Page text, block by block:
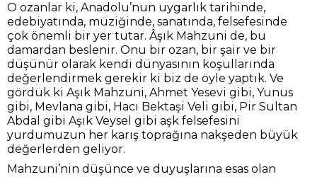
O ozanlar ki, Anadolu’nun uygarlık tarihinde,
edebiyatında, müziğinde, sanatında, felsefesinde
çok önemli bir yer tutar. Âşık Mahzuni de, bu
damardan beslenir. Onu bir ozan, bir şair ve bir
düşünür olarak kendi dünyasının koşullarında
değerlendirmek gerekir ki biz de öyle yaptık. Ve
gördük ki Aşık Mahzuni, Ahmet Yesevi gibi, Yunus
gibi, Mevlana gibi, Hacı Bektaşi Veli gibi, Pir Sultan
Abdal gibi Aşık Veysel gibi aşk felsefesini
yurdumuzun her karış toprağına nakşeden büyük
değerlerden geliyor.
Mahzuni’nin düşünce ve duyuşlarına esas olan